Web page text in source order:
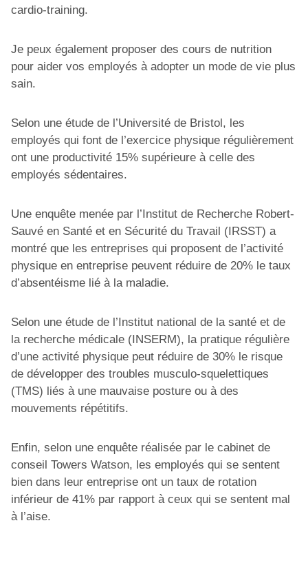
cardio-training.
Je peux également proposer des cours de nutrition
pour aider vos employés à adopter un mode de vie plus
sain.
Selon une étude de l’Université de Bristol, les
employés qui font de l’exercice physique régulièrement
ont une productivité 15% supérieure à celle des
employés sédentaires.
Une enquête menée par l’Institut de Recherche Robert-
Sauvé en Santé et en Sécurité du Travail (IRSST) a
montré que les entreprises qui proposent de l’activité
physique en entreprise peuvent réduire de 20% le taux
d’absentéisme lié à la maladie.
Selon une étude de l’Institut national de la santé et de
la recherche médicale (INSERM), la pratique régulière
d’une activité physique peut réduire de 30% le risque
de développer des troubles musculo-squelettiques
(TMS) liés à une mauvaise posture ou à des
mouvements répétitifs.
Enfin, selon une enquête réalisée par le cabinet de
conseil Towers Watson, les employés qui se sentent
bien dans leur entreprise ont un taux de rotation
inférieur de 41% par rapport à ceux qui se sentent mal
à l’aise.